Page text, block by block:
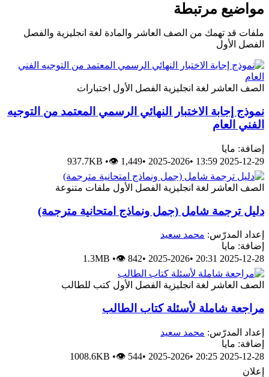
مواضيع مرتبطة
ملفات قد تهمك من الصف العاشر والمادة لغة انجليزية والفصل
الفصل الأول
الصف العاشر لغة انجليزية الفصل الأول اختبارات
نموذج إجابة الاختبار النهائي الرسمي المعتمد من التوجيه
الفني العام
إضافة: مايا
2025-12-29 13:59
•
2025-2026
•
937.7KB •👁 1,449
الصف العاشر لغة انجليزية الفصل الأول ملفات متنوعة
دليل ترجمة شامل (جمل ونماذج امتحانية مترجمة)
إعداد المدرّس: محمد سعيد
إضافة: مايا
2025-12-28 20:31
•
2025-2026
•
1.3MB •👁 842
الصف العاشر لغة انجليزية الفصل الأول كتب للطالب
مراجعة شاملة لأسئلة كتاب الطالب
إعداد المدرّس: محمد سعيد
إضافة: مايا
2025-12-28 20:25
•
2025-2026
•
1008.6KB •👁 544
إعلان